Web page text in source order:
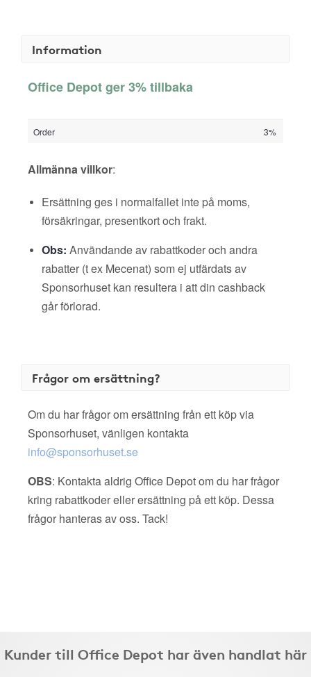
Information
Office Depot ger 3% tillbaka
Order 3%
Allmänna villkor:
Ersättning ges i normalfallet inte på moms,
försäkringar, presentkort och frakt.
Obs: Användande av rabattkoder och andra
rabatter (t ex Mecenat) som ej utfärdats av
Sponsorhuset kan resultera i att din cashback
går förlorad.
Frågor om ersättning?
Om du har frågor om ersättning från ett köp via
Sponsorhuset, vänligen kontakta
info@sponsorhuset.se
OBS: Kontakta aldrig Office Depot om du har frågor
kring rabattkoder eller ersättning på ett köp. Dessa
frågor hanteras av oss. Tack!
Kunder till Office Depot har även handlat här